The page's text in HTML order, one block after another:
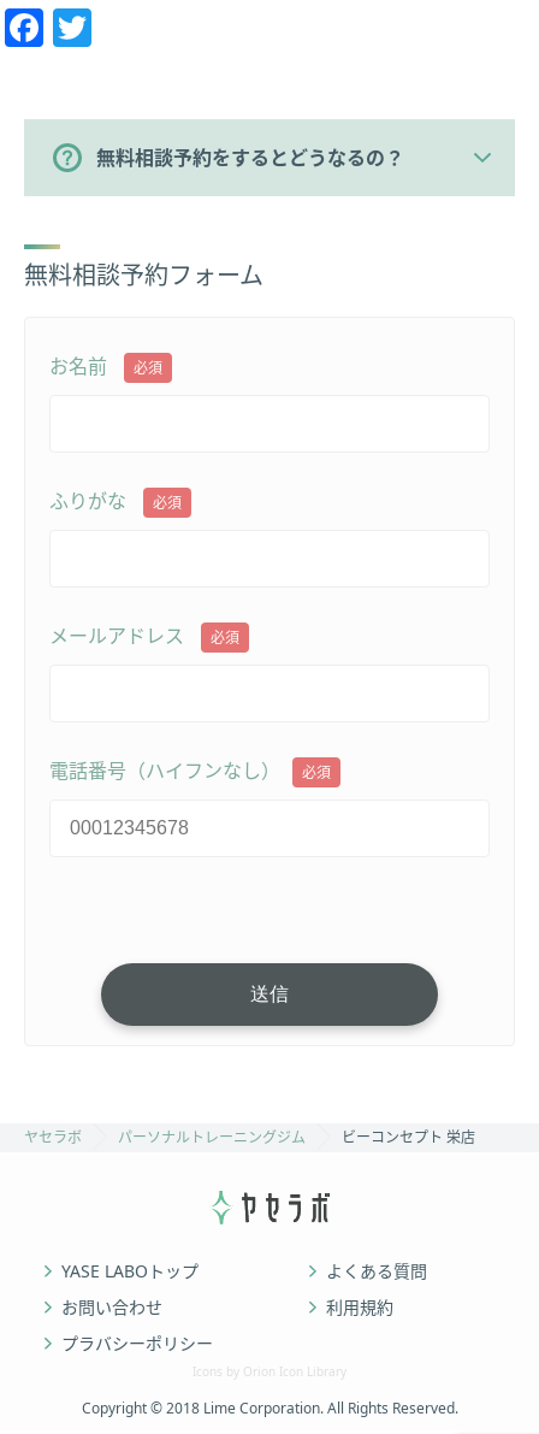
Facebook
無料相談予約をするとどうなるの？
無料相談予約フォーム
お名前 必須
ふりがな 必須
メールアドレス 必須
電話番号（ハイフンなし） 必須
ヤセラボ パーソナルトレーニングジム ビーコンセプト 栄店
YASE LABOトップ
よくある質問
お問い合わせ
利用規約
プラバシーポリシー
Icons by Orion Icon Library
Copyright © 2018 Lime Corporation. All Rights Reserved.